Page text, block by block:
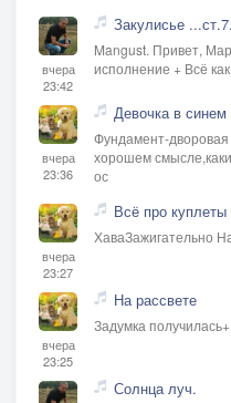
вчера
23:42
Закулисье
Mangust. Привет,
исполнение + Всё
вчера
23:36
Девочка в синем
Фундамент-
хорошем
ос
вчера
23:27
Всё про куплеты
ХаваЗажигательно
вчера
23:25
На рассвете
Задумка получилась+
Солнца луч.